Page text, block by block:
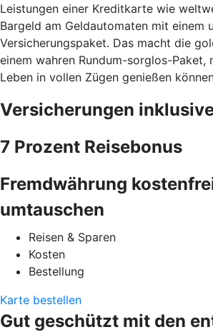
Leistungen einer Kreditkarte wie
Bargeld am Geldautomaten mit einem
Versicherungspaket. Das macht die
einem wahren Rundum-sorglos-Paket,
Leben in vollen Zügen genießen
Versicherungen
7 Prozent Reisebonus
Fremdwährung
umtauschen
Reisen & Sparen
Kosten
Bestellung
Karte bestellen
Gut geschützt mit den